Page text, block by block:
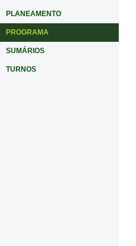
PLANEAMENTO
PROGRAMA
SUMÁRIOS
TURNOS